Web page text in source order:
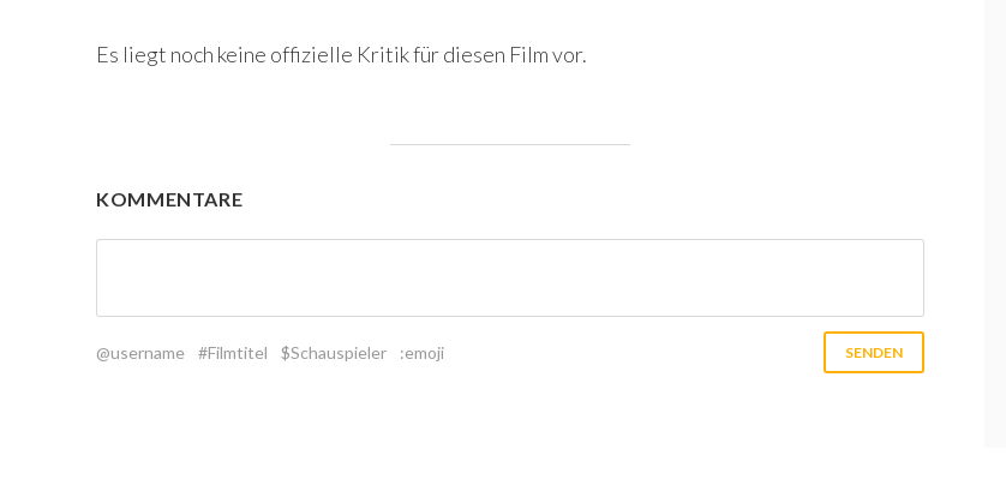
Es liegt noch keine offizielle Kritik für diesen Film vor.
KOMMENTARE
@username #Filmtitel $Schauspieler :emoji